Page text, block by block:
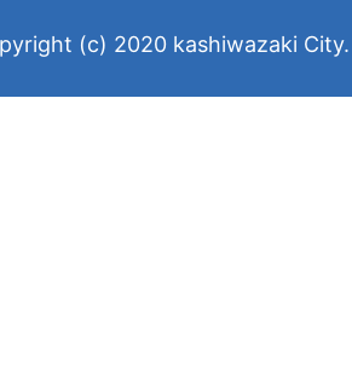
(c) 2020 kashiwazaki